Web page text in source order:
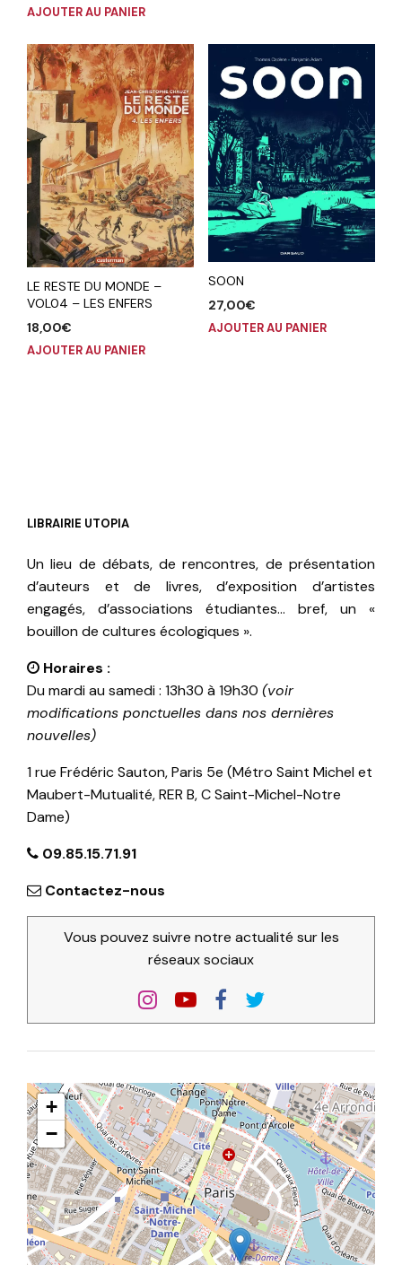
AJOUTER AU PANIER
LE RESTE DU MONDE –
VOL04 – LES ENFERS
18,00€
AJOUTER AU PANIER
SOON
27,00€
AJOUTER AU PANIER
LIBRAIRIE UTOPIA
Un lieu de débats, de rencontres, de présentation
d’auteurs et de livres, d’exposition d’artistes
engagés, d’associations étudiantes… bref, un «
bouillon de cultures écologiques ».
Horaires :
Du mardi au samedi : 13h30 à 19h30 (voir
modifications ponctuelles dans nos dernières
nouvelles)
1 rue Frédéric Sauton, Paris 5e (Métro Saint Michel et
Maubert-Mutualité, RER B, C Saint-Michel-Notre
Dame)
09.85.15.71.91
Contactez-nous
Vous pouvez suivre notre actualité sur les
réseaux sociaux
+
−